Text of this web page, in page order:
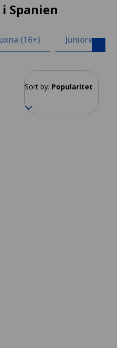
Spanien
(16+) Juniorer (8-
Sort by: Popularitet